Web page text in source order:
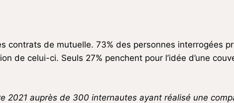
contrats de mutuelle. 73% des personnes interrogées
de celui-ci. Seuls 27% penchent pour l’idée d’une
2021 auprès de 300 internautes ayant réalisé une